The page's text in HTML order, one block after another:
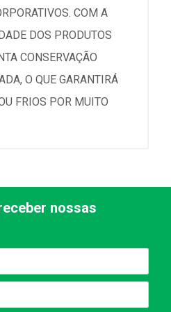
COM A
DOS PRODUTOS
CONSERVAÇÃO
O QUE GARANTIRÁ
FRIOS POR MUITO
nossas